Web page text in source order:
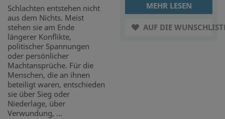
Schlachten entstehen nicht
aus dem Nichts. Meist
stehen sie am Ende
längerer Konflikte,
politischer Spannungen
oder persönlicher
Machtansprüche. Für die
Menschen, die an ihnen
beteiligt waren, entschieden
sie über Sieg oder
Niederlage, über
Verwundung, ...
MEHR LESEN
AUF DIE